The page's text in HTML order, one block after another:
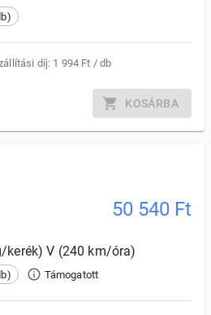
díj: 1 994 Ft / db
KOSÁRBA
50 540 Ft
kerék) V (240 km/óra)
Támogatott